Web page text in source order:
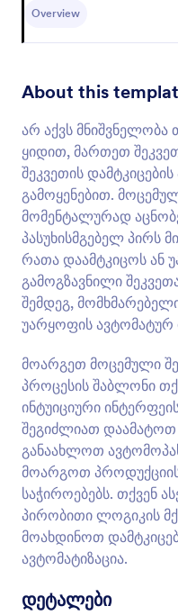
Overview
About this
არ აქვს მნიშვნელობა
ყიდით, მართეთ
შეკვეთის
გამოყენებით.
მომენტალურად
პასუხისმგებელ პირს
რათა დაამტკიცოს ან
გამოგზავნილი
შემდეგ,
უარყოფის ავტომატურ
მოარგეთ მოცემული
პროცესის შაბლონი
ინტუიციური
შეგიძლიათ დაამატოთ
განაახლოთ
მოარგოთ
საჭიროებებს. თქვენ
პირობითი ლოგიკის
მოახდინოთ
ავტომატიზაცია.
დეტალები